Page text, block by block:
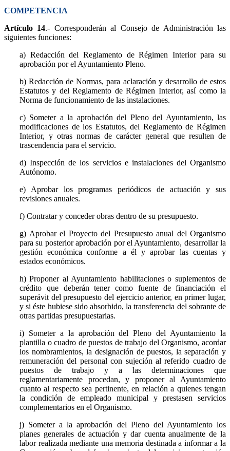
COMPETENCIA
Artículo 14.- Corresponderán al Consejo de Administración las
siguientes funciones:
a) Redacción del Reglamento de Régimen Interior para su
aprobación por el Ayuntamiento Pleno.
b) Redacción de Normas, para aclaración y desarrollo de estos
Estatutos y del Reglamento de Régimen Interior, así como la
Norma de funcionamiento de las instalaciones.
c) Someter a la aprobación del Pleno del Ayuntamiento, las
modificaciones de los Estatutos, del Reglamento de Régimen
Interior, y otras normas de carácter general que resulten de
trascendencia para el servicio.
d) Inspección de los servicios e instalaciones del Organismo
Autónomo.
e) Aprobar los programas periódicos de actuación y sus
revisiones anuales.
f) Contratar y conceder obras dentro de su presupuesto.
g) Aprobar el Proyecto del Presupuesto anual del Organismo
para su posterior aprobación por el Ayuntamiento, desarrollar la
gestión económica conforme a él y aprobar las cuentas y
estados económicos.
h) Proponer al Ayuntamiento habilitaciones o suplementos de
crédito que deberán tener como fuente de financiación el
superávit del presupuesto del ejercicio anterior, en primer lugar,
y si éste hubiese sido absorbido, la transferencia del sobrante de
otras partidas presupuestarias.
i) Someter a la aprobación del Pleno del Ayuntamiento la
plantilla o cuadro de puestos de trabajo del Organismo, acordar
los nombramientos, la designación de puestos, la separación y
remuneración del personal con sujeción al referido cuadro de
puestos de trabajo y a las determinaciones que
reglamentariamente procedan, y proponer al Ayuntamiento
cuanto al respecto sea pertinente, en relación a quienes tengan
la condición de empleado municipal y prestasen servicios
complementarios en el Organismo.
j) Someter a la aprobación del Pleno del Ayuntamiento los
planes generales de actuación y dar cuenta anualmente de la
labor realizada mediante una memoria destinada a informar a la